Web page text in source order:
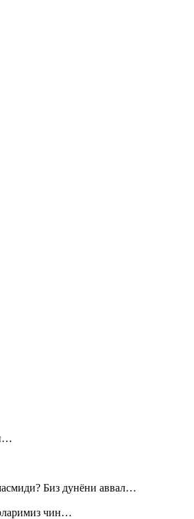
Биз дунёни аввал…
чин…